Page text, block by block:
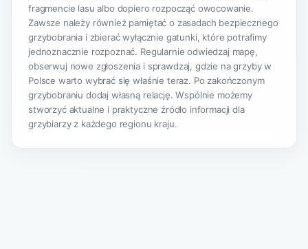
fragmencie lasu albo dopiero rozpocząć owocowanie.
Zawsze należy również pamiętać o zasadach bezpiecznego
grzybobrania i zbierać wyłącznie gatunki, które potrafimy
jednoznacznie rozpoznać. Regularnie odwiedzaj mapę,
obserwuj nowe zgłoszenia i sprawdzaj, gdzie na grzyby w
Polsce warto wybrać się właśnie teraz. Po zakończonym
grzybobraniu dodaj własną relację. Wspólnie możemy
stworzyć aktualne i praktyczne źródło informacji dla
grzybiarzy z każdego regionu kraju.